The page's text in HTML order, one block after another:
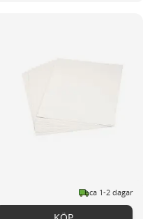
ca 1-2 dagar